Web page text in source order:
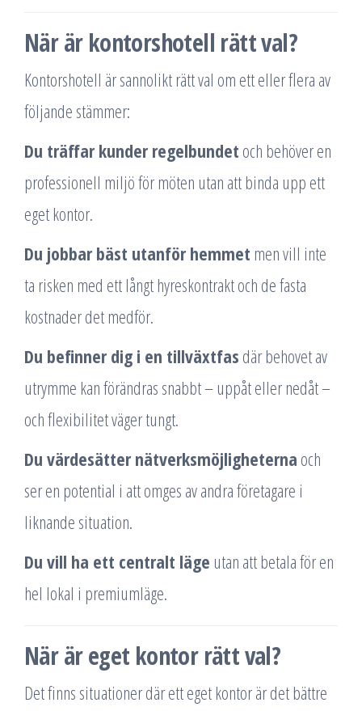
När är kontorshotell rätt val?
Kontorshotell är sannolikt rätt val om ett eller flera av
följande stämmer:
Du träffar kunder regelbundet och behöver en
professionell miljö för möten utan att binda upp ett
eget kontor.
Du jobbar bäst utanför hemmet men vill inte
ta risken med ett långt hyreskontrakt och de fasta
kostnader det medför.
Du befinner dig i en tillväxtfas där behovet av
utrymme kan förändras snabbt – uppåt eller nedåt –
och flexibilitet väger tungt.
Du värdesätter nätverksmöjligheterna och
ser en potential i att omges av andra företagare i
liknande situation.
Du vill ha ett centralt läge utan att betala för en
hel lokal i premiumläge.
När är eget kontor rätt val?
Det finns situationer där ett eget kontor är det bättre